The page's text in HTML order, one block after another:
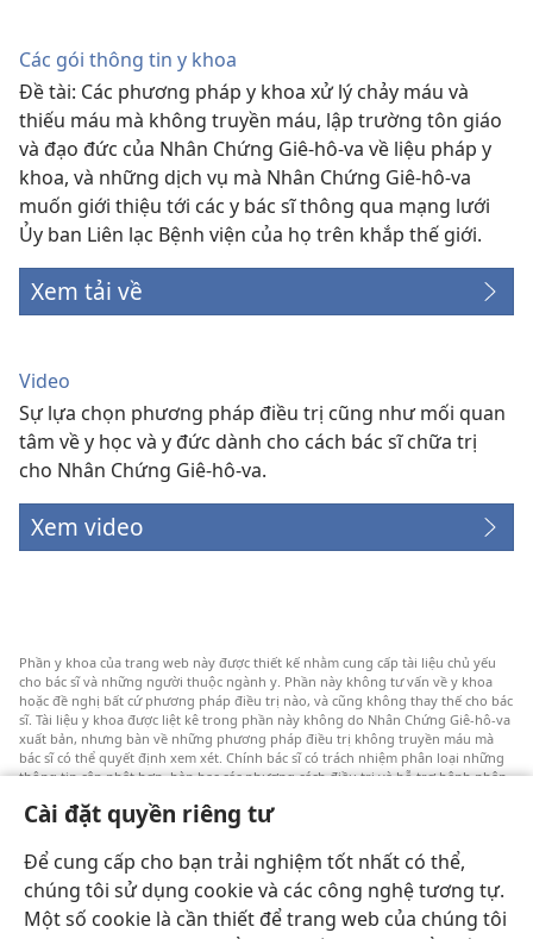
Cài đặt quyền riêng tư
Để cung cấp cho bạn trải nghiệm tốt nhất có thể,
chúng tôi sử dụng cookie và các công nghệ tương tự.
Một số cookie là cần thiết để trang web của chúng tôi
Các gói thông tin y khoa
Đề tài: Các phương pháp y khoa xử lý chảy máu và
thiếu máu mà không truyền máu, lập trường tôn giáo
và đạo đức của Nhân Chứng Giê-hô-va về liệu pháp y
khoa, và những dịch vụ mà Nhân Chứng Giê-hô-va
muốn giới thiệu tới các y bác sĩ thông qua mạng lưới
Ủy ban Liên lạc Bệnh viện của họ trên khắp thế giới.
Xem tải về
Video
Sự lựa chọn phương pháp điều trị cũng như mối quan
tâm về y học và y đức dành cho cách bác sĩ chữa trị
cho Nhân Chứng Giê-hô-va.
Xem video
Phần y khoa của trang web này được thiết kế nhằm cung cấp tài liệu chủ yếu
cho bác sĩ và những người thuộc ngành y. Phần này không tư vấn về y khoa
hoặc đề nghị bất cứ phương pháp điều trị nào, và cũng không thay thế cho bác
sĩ. Tài liệu y khoa được liệt kê trong phần này không do Nhân Chứng Giê-hô-va
xuất bản, nhưng bàn về những phương pháp điều trị không truyền máu mà
bác sĩ có thể quyết định xem xét. Chính bác sĩ có trách nhiệm phân loại những
thông tin cập nhật hơn, bàn bạc các phương cách điều trị và hỗ trợ bệnh nhân
tin của bệnh nhân. Không phải tất cả các phương pháp được liệt kê đều thích
hợp cho mọi bệnh nhân.
Đôi lời với bệnh nhân: Xin luôn hỏi ý kiến của bác sĩ về vấn đề sức khỏe và cách
điều trị. Cần đi khám bác sĩ nếu cảm thấy bệnh.
Việc sử dụng trang web này được chi phối bởi các điều khoản sử dụng.